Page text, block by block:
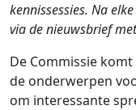
kennissessies. Na
via de nieuwsbrief
De Commissie
de onderwerpen
om interessante